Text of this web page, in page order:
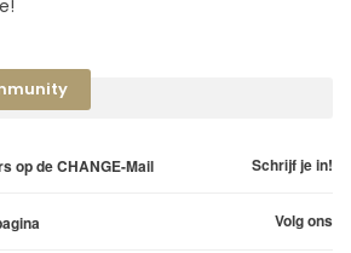
op de CHANGE-Mail Schrijf je in!
Volg ons